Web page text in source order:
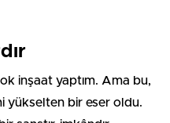
inşaat yaptım. Ama bu,
yükselten bir eser oldu.